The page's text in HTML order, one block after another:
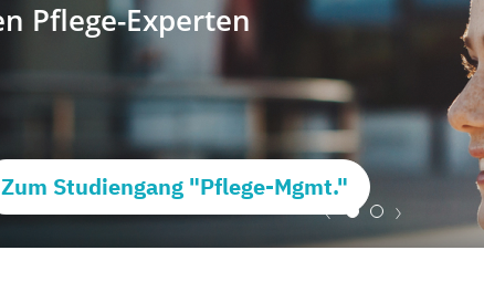
Zum Studiengang "Pflege-Mgmt."